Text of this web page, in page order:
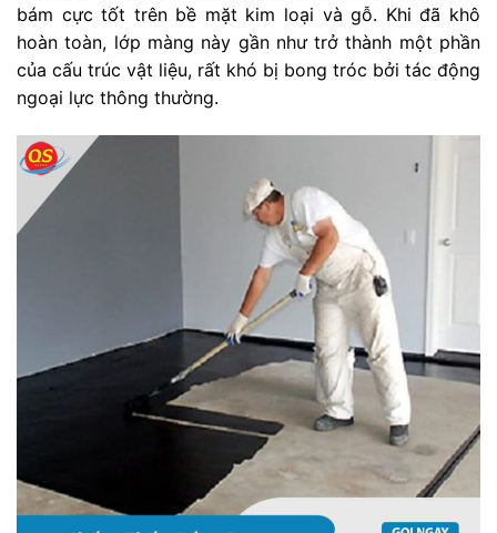
bám cực tốt trên bề mặt kim loại và gỗ. Khi đã khô
hoàn toàn, lớp màng này gần như trở thành một phần
của cấu trúc vật liệu, rất khó bị bong tróc bởi tác động
ngoại lực thông thường.